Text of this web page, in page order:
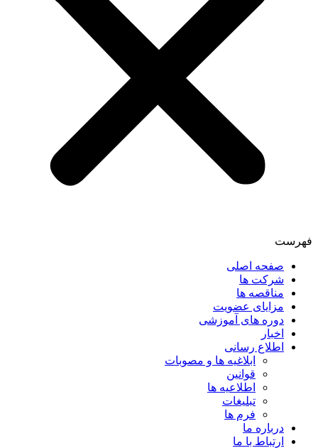
فهرست
صفحه اصلی
شرکت ها
مناقصه ها
مزایای عضویت
دوره های آموزشی
اخبار
اطلاع رسانی
ابلاغیه ها و مصوبات
قوانین
اطلاعیه ها
تبلیغات
فرم ها
درباره ما
ارتباط با ما